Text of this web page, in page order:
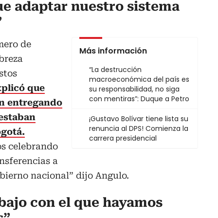
adaptar nuestro sistema
Más información
“La destrucción
macroeconómica del país es
su responsabilidad, no siga
con mentiras”: Duque a Petro
¡Gustavo Bolívar tiene lista su
renuncia al DPS! Comienza la
carrera presidencial
de
que
entregando
celebrando
a
nacional” dijo Angulo.
con el que hayamos